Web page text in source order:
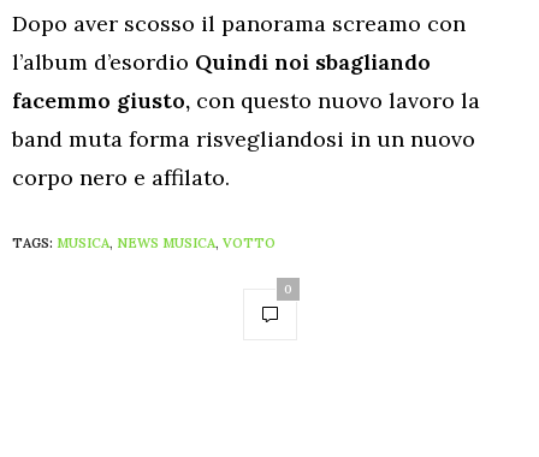
Dopo aver scosso il panorama screamo con
l’album d’esordio Quindi noi sbagliando
facemmo giusto, con questo nuovo lavoro la
band muta forma risvegliandosi in un nuovo
corpo nero e affilato.
TAGS: MUSICA, NEWS MUSICA, VOTTO
0